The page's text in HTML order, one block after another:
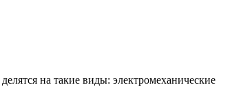
на такие виды: электромеханические